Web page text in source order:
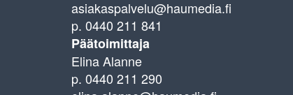
asiakaspalvelu@haumedia.fi
p. 0440 211 841
Päätoimittaja
Elina Alanne
p. 0440 211 290